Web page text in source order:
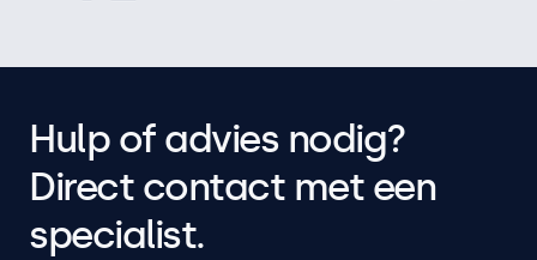
Hulp of advies nodig?
Direct contact met een
specialist.